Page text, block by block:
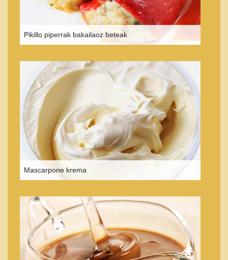
Pikillo piperrak bakailaoz beteak
Mascarpone krema